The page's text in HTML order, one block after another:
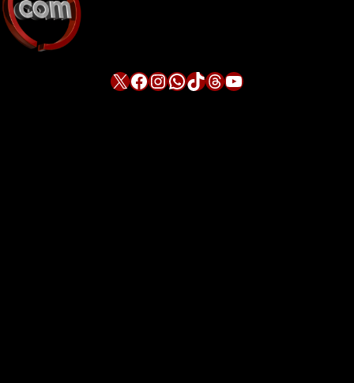
X Facebook InstagramWhatsApp TikTok Threads YouTube